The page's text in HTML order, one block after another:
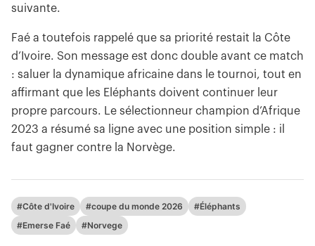
suivante.
Faé a toutefois rappelé que sa priorité restait la Côte
d’Ivoire. Son message est donc double avant ce match
: saluer la dynamique africaine dans le tournoi, tout en
affirmant que les Eléphants doivent continuer leur
propre parcours. Le sélectionneur champion d’Afrique
2023 a résumé sa ligne avec une position simple : il
faut gagner contre la Norvège.
#Côte d'Ivoire #coupe du monde 2026
#Éléphants
#Emerse Faé
#Norvege